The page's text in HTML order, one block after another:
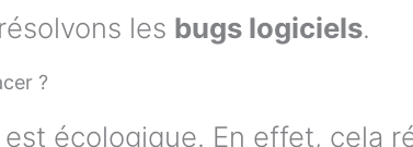
les bugs logiciels.
?
écologique. En effet, cela